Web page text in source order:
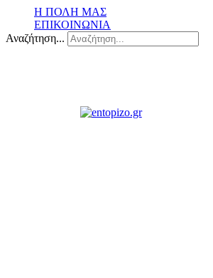
Η ΠΟΛΗ ΜΑΣ
ΕΠΙΚΟΙΝΩΝΙΑ
Αναζήτηση...